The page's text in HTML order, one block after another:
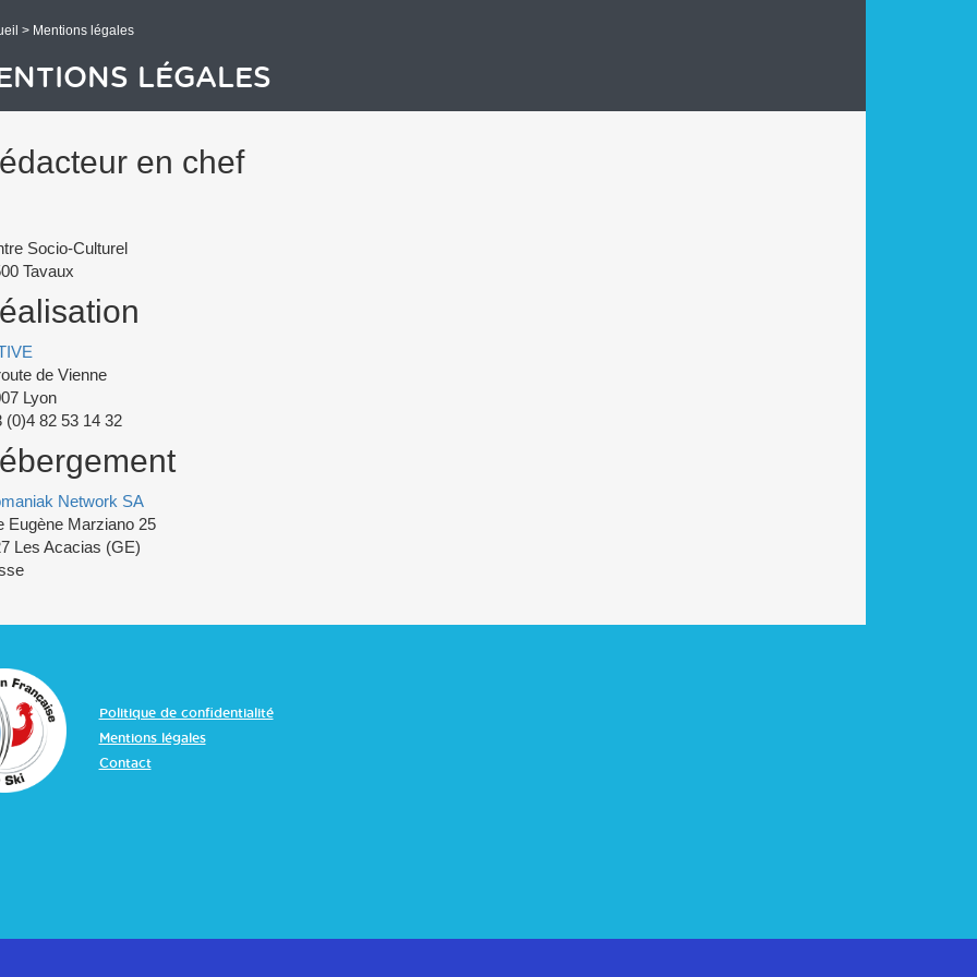
> Mentions légales
LÉGALES
en chef
Socio-Culturel
Tavaux
de Vienne
Lyon
(0)4 82 53 14 32
Network SA
Eugène Marziano 25
Les Acacias (GE)
Politique de confidentialité
Mentions légales
Contact